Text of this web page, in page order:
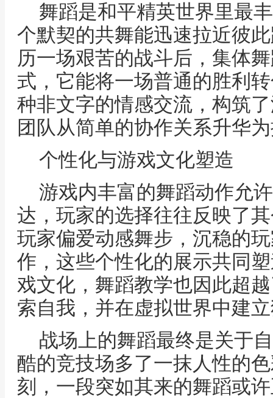
舞蹈是和平精英世界里最
个默契的共舞能迅速拉近彼
历一场艰苦的战斗后，集体
式，它能将一场普通的胜利
种非文字的情感交流，构筑
团队从简单的协作关系升华
个性化与游戏文化塑造
游戏内丰富的舞蹈动作允
达，玩家的选择往往反映了
玩家偏爱动感舞步，沉稳的
作，这些个性化的展示共同
戏文化，舞蹈教学也因此超
索自我，并在虚拟世界中建
战场上的舞蹈最终是关于
酷的竞技场多了一抹人性的
刻，一段突如其来的舞蹈或